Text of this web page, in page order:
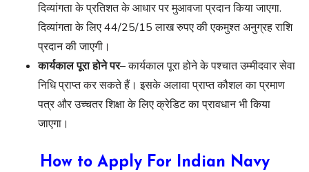
दिव्यांगता के प्रतिशत के आधार पर मुआवजा प्रदान किया जाएगा.
दिव्यांगता के लिए 44/25/15 लाख रुपए की एकमुश्त अनुग्रह राशि
प्रदान की जाएगी।
कार्यकाल पूरा होने पर– कार्यकाल पूरा होने के पश्चात उम्मीदवार सेवा
निधि प्राप्त कर सकते हैं। इसके अलावा प्राप्त कौशल का प्रमाण
पत्र और उच्चतर शिक्षा के लिए क्रेडिट का प्रावधान भी किया
जाएगा।
How to Apply For Indian Navy